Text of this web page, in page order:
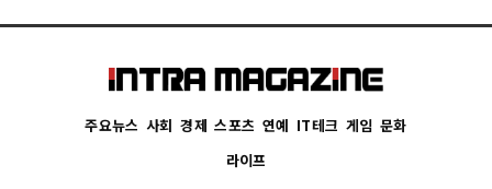
주요뉴스 사회 경제 스포츠 연예 IT테크 게임 문화
라이프